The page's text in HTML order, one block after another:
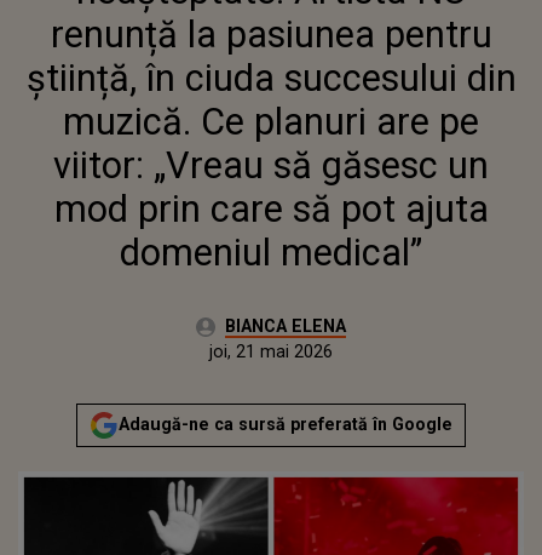
GĂSESC UN MOD PRIN CARE SĂ POT
AJUTA DOMENIUL MEDICAL”
renunță la pasiunea pentru
știință, în ciuda succesului din
muzică. Ce planuri are pe
viitor: „Vreau să găsesc un
mod prin care să pot ajuta
domeniul medical”
Autor:BIANCA ELENA
Publicat:
joi, 21 mai 2026
Adaugă-ne ca sursă preferată în Google